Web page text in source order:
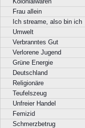
Frau allein
Ich streame, also bin ich
Umwelt
Verbranntes Gut
Verlorene Jugend
Grüne Energie
Deutschland
Religionäre
Teufelszeug
Unfreier Handel
Femizid
Schmerzbetrug